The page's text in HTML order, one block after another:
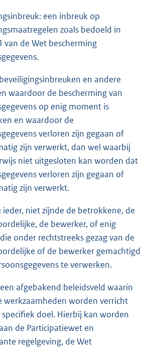
een inbreuk op
zoals bedoeld in
van de Wet bescherming
en andere
waardoor de bescherming van
op enig moment is
en waardoor de
verloren zijn gegaan of
zijn verwerkt, dan wel waarbij
niet uitgesloten kan worden dat
verloren zijn gegaan of
zijn verwerkt.
ieder, niet zijnde de betrokkene, de
de bewerker, of enig
onder rechtstreeks gezag van de
of de bewerker gemachtigd
te verwerken.
afgebakend beleidsveld waarin
werkzaamheden worden verricht
doel. Hierbij kan worden
de Participatiewet en
regelgeving, de Wet